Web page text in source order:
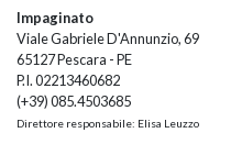
Impaginato
Viale Gabriele D'Annunzio, 69
65127 Pescara - PE
P.I. 02213460682
(+39) 085.4503685
Direttore responsabile: Elisa Leuzzo